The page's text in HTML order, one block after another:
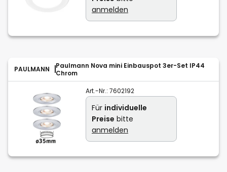
anmelden
PAULMANN
Paulmann Nova mini Einbauspot 3er-Set IP44
Chrom
Art.-Nr.: 7602192
Für individuelle
Preise bitte
anmelden